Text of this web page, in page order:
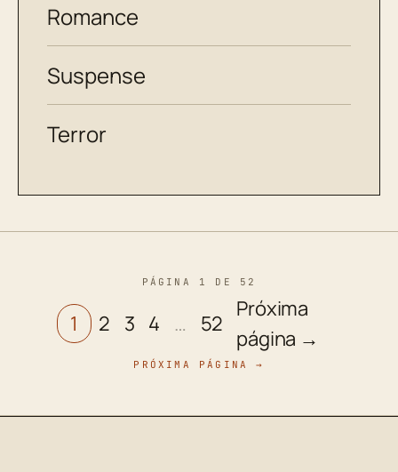
Romance
Suspense
Terror
PÁGINA 1 DE 52
1 2 3 4 … 52
Próxima
página →
PRÓXIMA PÁGINA →